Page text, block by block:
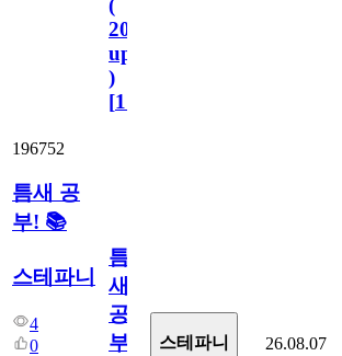
(
2023.11.1
update
)
[110
196752
틈새 공
부! 📚
스테파니
4
0
틈
새
공
부!
스테파니 26.08.07